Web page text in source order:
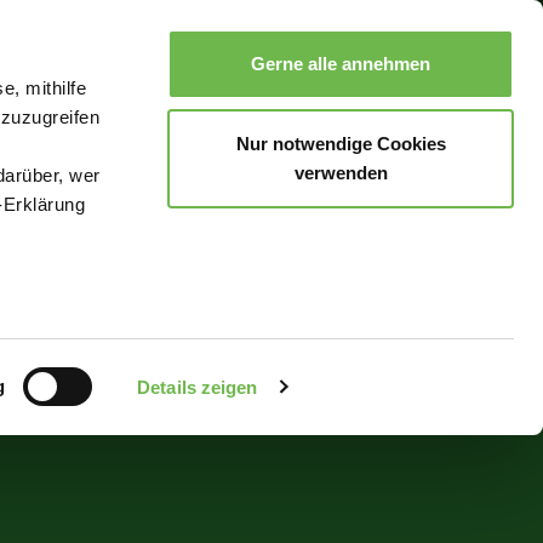
mithilfe
wer
Details zeigen
Gerne alle annehmen
Nur notwendige Cookies
verwenden
Suche Buchen Menü